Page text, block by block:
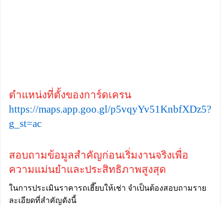
ตำแหน่งที่ตั้งของการ์ดเครน
https://maps.app.goo.gl/p5vqyYv51KnbfXDz5?
g_st=ac
สอบถามข้อมูลสำคัญก่อนเริ่มงานจริงเพื่อ
ความแม่นยำและประสิทธิภาพสูงสุด
ในการประเมินราคารถเฮี๊ยบให้เช่า จำเป็นต้องสอบถามราย
ละเอียดที่สำคัญดังนี้